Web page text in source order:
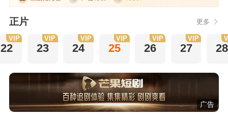
正片 更多
22
VIP
23
VIP
24
VIP
25
VIP
26
VIP
27
VIP
28
广告